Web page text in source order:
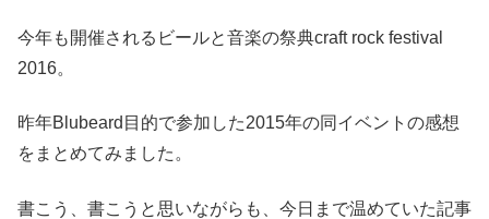
今年も開催されるビールと音楽の祭典craft rock festival
2016。
昨年Blubeard目的で参加した2015年の同イベントの感想
をまとめてみました。
書こう、書こうと思いながらも、今日まで温めていた記事